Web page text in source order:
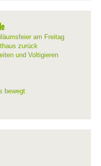
am Freitag
zurück
und Voltigieren
bewegt